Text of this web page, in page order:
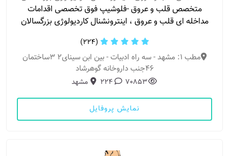
متخصص قلب و عروق -فلوشیپ فوق تخصصی اقدامات
مداخله ای قلب و عروق ، اینترونشنال کاردیولوژی بزرگسالان
(224)
مطب 1: مشهد - سه راه ادبیات - بین ابن سینای2 3ساختمان
46جنب داروخانه گوهرشاد
70853
224 مشهد
نمایش پروفایل